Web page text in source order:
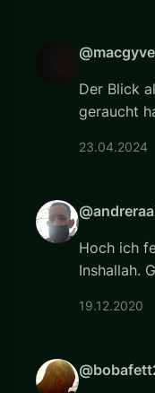
Der Blick
geraucht
23.04.2024
Hoch ich
Inshallah.
19.12.2020